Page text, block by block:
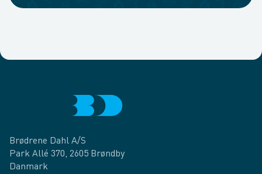
Brødrene Dahl A/S
Park Allé 370, 2605 Brøndby
Danmark